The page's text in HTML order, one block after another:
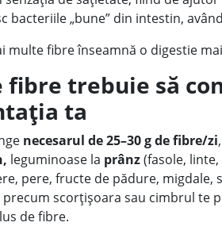
bacteriile „bune” din intestin,
multe fibre înseamnă o digestie
fibre trebuie să
ta
necesarul de 25–30 g de fibre/zi
leguminoase la prânz(fasole,
pere, fructe de pădure, migdale,
scorțișoara sau cimbrul te
de fibre.